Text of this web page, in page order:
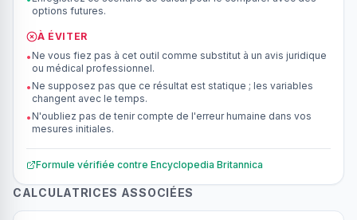
options futures.
À ÉVITER
• Ne vous fiez pas à cet outil comme substitut à un avis juridique
ou médical professionnel.
• Ne supposez pas que ce résultat est statique ; les variables
changent avec le temps.
• N'oubliez pas de tenir compte de l'erreur humaine dans vos
mesures initiales.
Formule vérifiée contre Encyclopedia Britannica
CALCULATRICES ASSOCIÉES